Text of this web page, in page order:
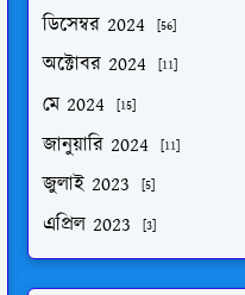
ডিসেম্বর 2024 [56]
অক্টোবর 2024 [11]
মে 2024 [15]
জানুয়ারি 2024 [11]
জুলাই 2023 [5]
এপ্রিল 2023 [3]